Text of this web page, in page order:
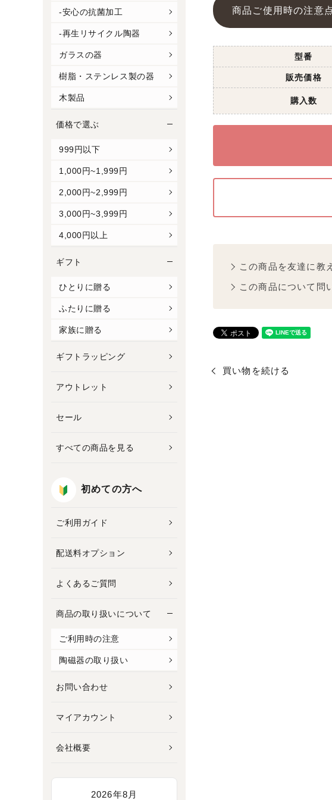
-安心の抗菌加工
-再生リサイクル陶器
ガラスの器
樹脂・ステンレス製の器
木製品
価格で選ぶ
999円以下
1,000円~1,999円
2,000円~2,999円
3,000円~3,999円
4,000円以上
ギフト
ひとりに贈る
ふたりに贈る
家族に贈る
ギフトラッピング
アウトレット
セール
すべての商品を見る
初めての方へ
ご利用ガイド
配送料オプション
よくあるご質問
商品の取り扱いについて
ご利用時の注意
陶磁器の取り扱い
お問い合わせ
マイアカウント
会社概要
2026年8月
商品ご使用時の注意
型番
販売価格
購入数
この商品を友達に教
この商品について問
買い物を続ける